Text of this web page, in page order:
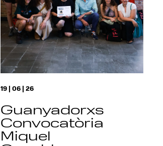
19 | 06 | 26
Guanyadorxs
Convocatòria
Miquel